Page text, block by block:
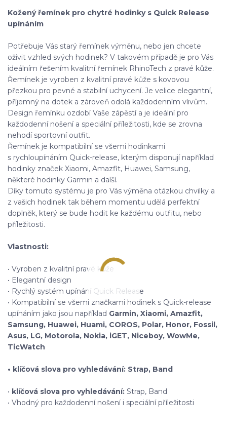
Kožený řemínek pro chytré hodinky s Quick Release
upínáním
Potřebuje Vás starý řemínek výměnu, nebo jen chcete
oživit vzhled svých hodinek? V takovém případě je pro Vás
ideálním řešením kvalitní řemínek RhinoTech z pravé kůže.
Řemínek je vyroben z kvalitní pravé kůže s kovovou
přezkou pro pevné a stabilní uchycení. Je velice elegantní,
příjemný na dotek a zároveň odolá každodenním vlivům.
Design řemínku ozdobí Vaše zápěstí a je ideální pro
každodenní nošení a speciální příležitosti, kde se zrovna
nehodí sportovní outfit.
Řemínek je kompatibilní se všemi hodinkami
s rychloupínáním Quick-release, kterým disponují například
hodinky značek Xiaomi, Amazfit, Huawei, Samsung,
některé hodinky Garmin a další.
Díky tomuto systému je pro Vás výměna otázkou chvilky a
z vašich hodinek tak během momentu udělá perfektní
doplněk, který se bude hodit ke každému outfitu, nebo
příležitosti.
Vlastnosti:
• Vyroben z kvalitní pravé kůže
• Elegantní design
• Rychlý systém upínání Quick Release
• Kompatibilní se všemi značkami hodinek s Quick-release
upínáním jako jsou například Garmin, Xiaomi, Amazfit,
Samsung, Huawei, Huami, COROS, Polar, Honor, Fossil,
Asus, LG, Motorola, Nokia, iGET, Niceboy, WowMe,
TicWatch
• klíčová slova pro vyhledávání: Strap, Band
• klíčová slova pro vyhledávání: Strap, Band
• Vhodný pro každodenní nošení i speciální příležitosti